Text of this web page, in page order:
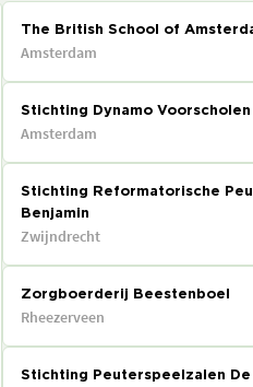
The British School of
Amsterdam
Stichting Dynamo Voorscholen
Amsterdam
Stichting Reformatorische
Benjamin
Zwijndrecht
Zorgboerderij Beestenboel
Rheezerveen
Stichting Peuterspeelzalen De